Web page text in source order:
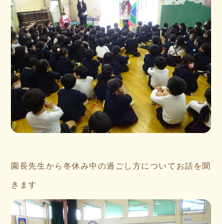
園長先生から冬休み中の過ごし方についてお話を聞
きます